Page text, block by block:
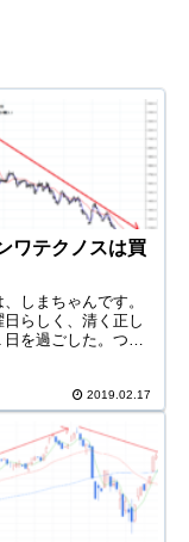
ワテクノスは買
しまちゃんです。
らしく、清く正し
を過ごした。つま
妻と子どもが買い物
間、暗い駐車場の片
読んで少し勉強し
2019.02.17